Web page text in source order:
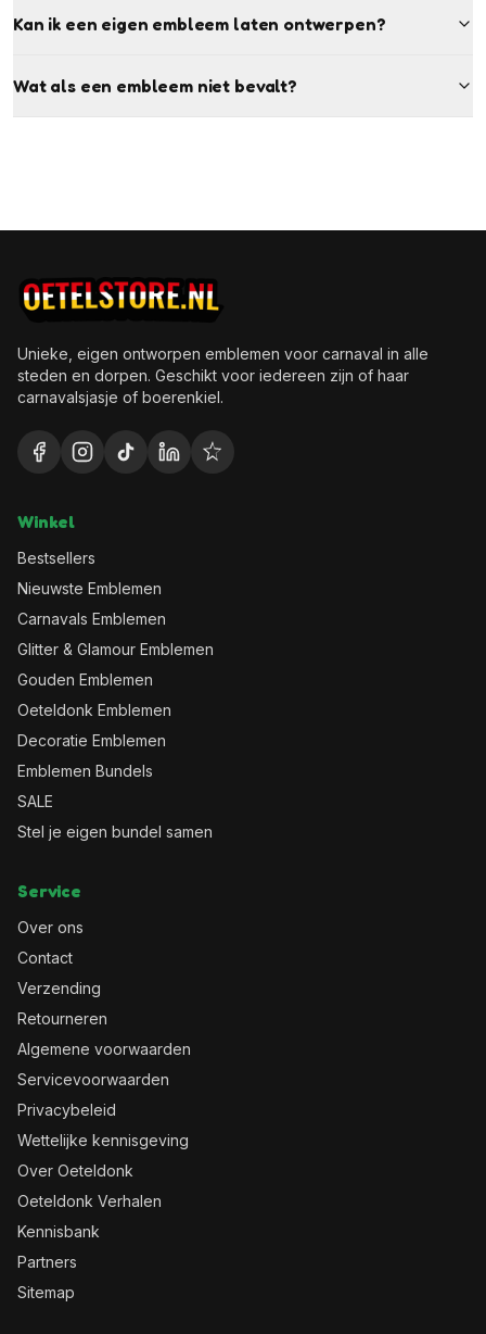
Kan ik een eigen embleem laten ontwerpen?
Wat als een embleem niet bevalt?
Unieke, eigen ontworpen emblemen voor carnaval in alle
steden en dorpen. Geschikt voor iedereen zijn of haar
carnavalsjasje of boerenkiel.
Winkel
Bestsellers
Nieuwste Emblemen
Carnavals Emblemen
Glitter & Glamour Emblemen
Gouden Emblemen
Oeteldonk Emblemen
Decoratie Emblemen
Emblemen Bundels
SALE
Stel je eigen bundel samen
Service
Over ons
Contact
Verzending
Retourneren
Algemene voorwaarden
Servicevoorwaarden
Privacybeleid
Wettelijke kennisgeving
Over Oeteldonk
Oeteldonk Verhalen
Kennisbank
Partners
Sitemap